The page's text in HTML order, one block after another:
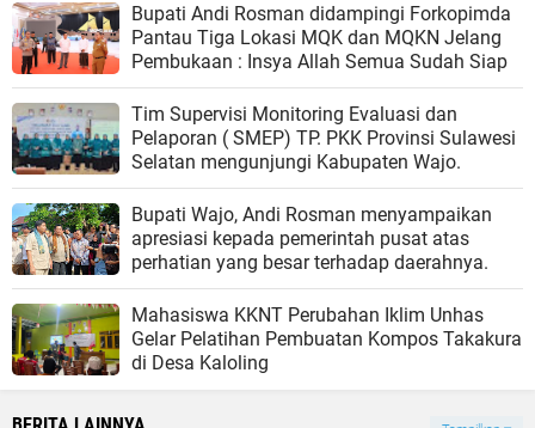
Bupati Andi Rosman didampingi Forkopimda
Pantau Tiga Lokasi MQK dan MQKN Jelang
Pembukaan : Insya Allah Semua Sudah Siap
Tim Supervisi Monitoring Evaluasi dan
Pelaporan ( SMEP) TP. PKK Provinsi Sulawesi
Selatan mengunjungi Kabupaten Wajo.
Bupati Wajo, Andi Rosman menyampaikan
apresiasi kepada pemerintah pusat atas
perhatian yang besar terhadap daerahnya.
Mahasiswa KKNT Perubahan Iklim Unhas
Gelar Pelatihan Pembuatan Kompos Takakura
di Desa Kaloling